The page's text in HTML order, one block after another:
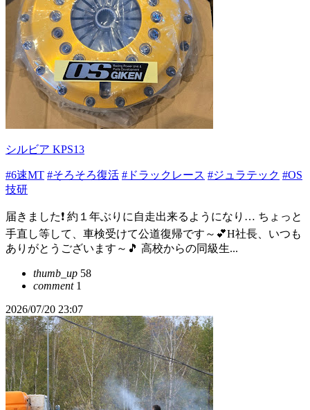
シルビア KPS13
#6速MT #そろそろ復活 #ドラックレース #ジュラテック #OS
技研
届きました❗ 約１年ぶりに自走出来るようになり… ちょっと
手直し等して、車検受けて公道復帰です～💕H社長、いつも
ありがとうございます～🎵 高校からの同級生...
thumb_up 58
comment1
2026/07/20 23:07